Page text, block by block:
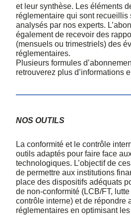
et leur synthèse. Les éléments
réglementaire qui sont recueillis
analysés par nos experts.
également de recevoir des
(mensuels ou trimestriels) des
réglementaires.
Plusieurs formules
retrouverez plus d’informations
NOS OUTILS
La conformité et le contrôle
outils adaptés pour faire face
technologiques. L’objectif de
de permettre aux institutions
place des dispositifs adéquats
de non-conformité (LCB/FT,
contrôle interne) et de répondre
réglementaires en optimisant